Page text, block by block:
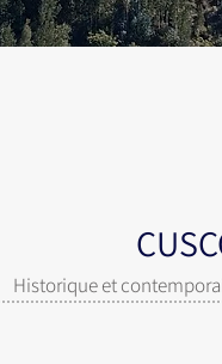
Historique et